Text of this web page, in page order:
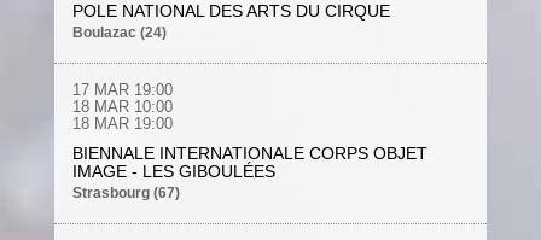
POLE NATIONAL DES ARTS DU CIRQUE
Boulazac (24)
17 MAR19:00
18MAR10:00
18MAR19:00
BIENNALE INTERNATIONALE CORPS OBJET
IMAGE - LES GIBOULÉES
Strasbourg (67)